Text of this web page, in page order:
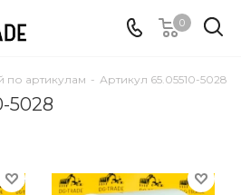
0
по артикулам - Артикул 65.05510-5028
5028